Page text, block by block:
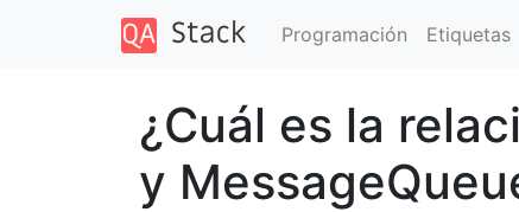
Programación Etiquetas
¿Cuál es la
y